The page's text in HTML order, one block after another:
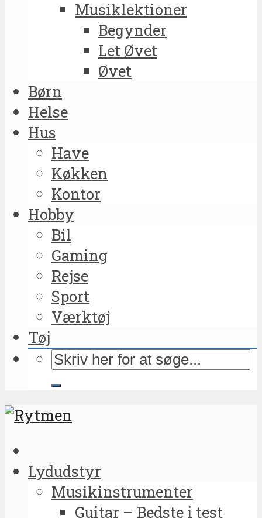
Musiklektioner
Begynder
Let Øvet
Øvet
Børn
Helse
Hus
Have
Køkken
Kontor
Hobby
Bil
Gaming
Rejse
Sport
Værktøj
Tøj
Lydudstyr
Musikinstrumenter
Guitar – Bedste i test